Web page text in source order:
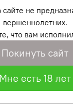
не
вершеннолетних.
что вам
Покинуть сайт
Мне есть 18 лет